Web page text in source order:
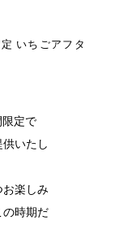
いちごアフタ
定で
供いたし
お楽しみ
の時期だ